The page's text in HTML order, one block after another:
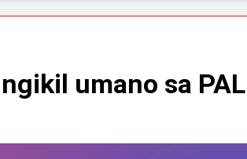
umano sa PAL